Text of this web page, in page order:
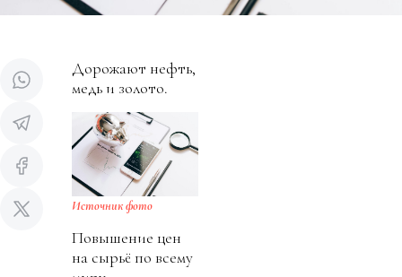
Дорожают нефть,
медь и золото.
Источник фото
Повышение цен
на сырьё по всему